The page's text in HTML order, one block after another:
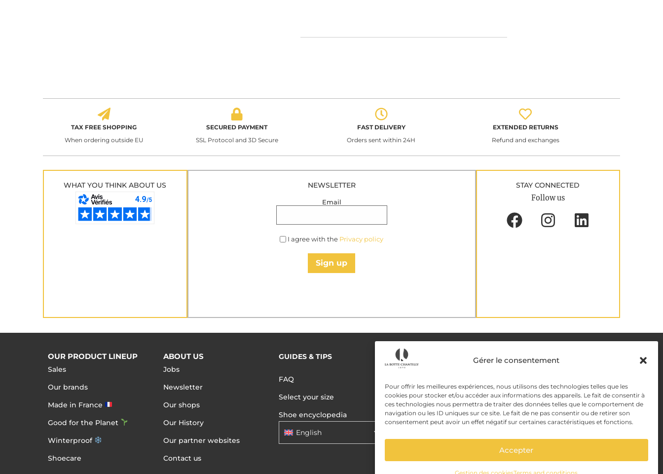
Gérer le consentement
Pour offrir les meilleures expériences, nous utilisons des technologies telles que les
cookies pour stocker et/ou accéder aux informations des appareils. Le fait de consentir à
ces technologies nous permettra de traiter des données telles que le comportement de
navigation ou les ID uniques sur ce site. Le fait de ne pas consentir ou de retirer son
consentement peut avoir un effet négatif sur certaines caractéristiques et fonctions.
Accepter
TAX FREE SHOPPING
When ordering outside EU
SECURED PAYMENT
SSL Protocol and 3D Secure
FAST DELIVERY
Orders sent within 24H
EXTENDED RETURNS
Refund and exchanges
WHAT YOU THINK ABOUT US NEWSLETTER
Email
I agree with the Privacy policy
Sign up
STAY CONNECTED
Follow us
OUR PRODUCT LINEUP
Sales
Our brands
Made in France
Good for the Planet
Winterproof
Shoecare
ABOUT US
Jobs
Newsletter
Our shops
Our History
Our partner websites
Contact us
GUIDES & TIPS
FAQ
Select your size
Shoe encyclopedia
English
READ MORE
Terms of use
Privacy policy
Data Privacy Management
DELIVERY METHODS
PAYMENT METHODS